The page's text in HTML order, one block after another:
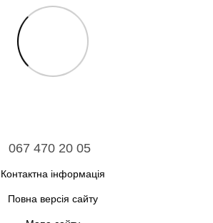
067 470 20 05
Контактна інформація
Повна версія сайту